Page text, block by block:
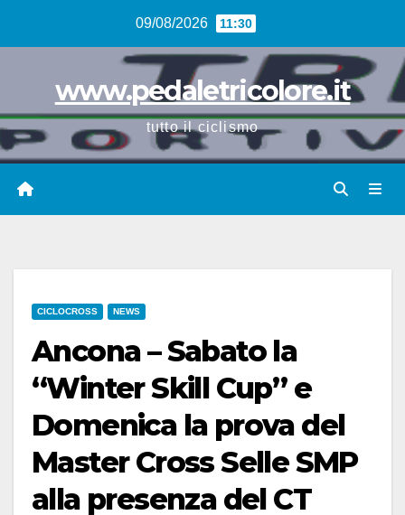
09/08/2026 11:30
www.pedaletricolore.it
tutto il ciclismo
CICLOCROSS NEWS
Ancona – Sabato la
“Winter Skill Cup” e
Domenica la prova del
Master Cross Selle SMP
alla presenza del CT